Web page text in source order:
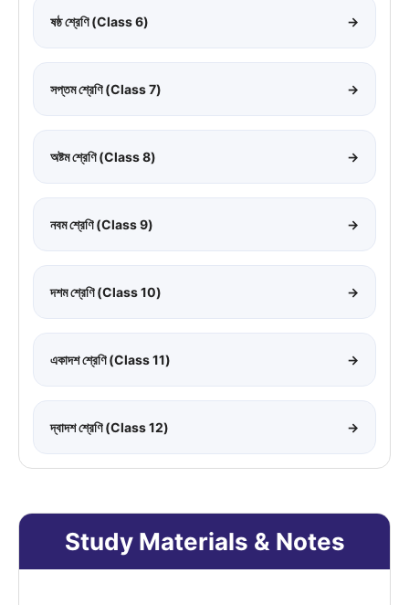
ষষ্ঠ শ্রেণি (Class 6) →
সপ্তম শ্রেণি (Class 7) →
অষ্টম শ্রেণি (Class 8) →
নবম শ্রেণি (Class 9) →
দশম শ্রেণি (Class 10) →
একাদশ শ্রেণি (Class 11) →
দ্বাদশ শ্রেণি (Class 12) →
Study Materials & Notes